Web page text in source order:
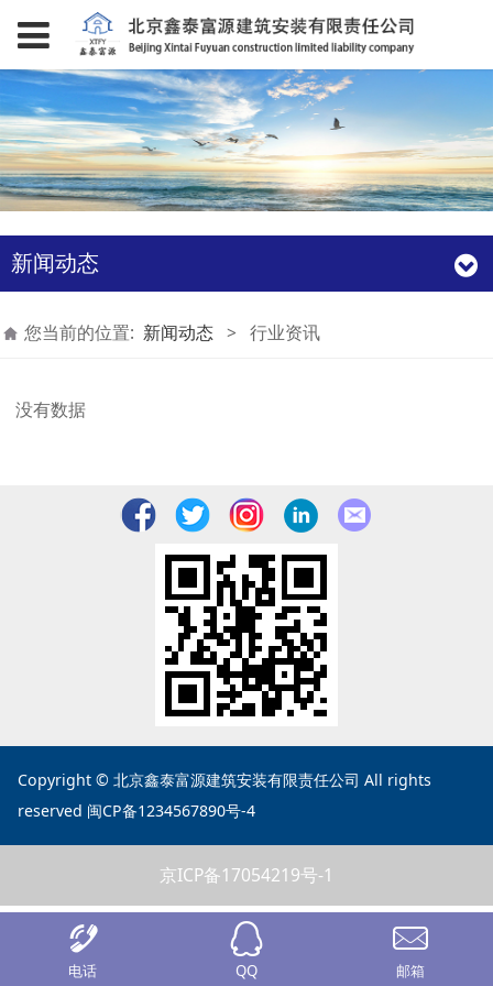
新闻动态
您当前的位置: 新闻动态 > 行业资讯
有数据
Copyright © 北京鑫泰富源建筑安装有限责任公司 All rights
reserved 闽CP备1234567890号-4
京ICP备17054219号-1
电话 QQ 邮箱